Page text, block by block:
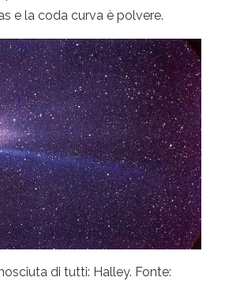
e la coda curva è polvere.
di tutti: Halley. Fonte: